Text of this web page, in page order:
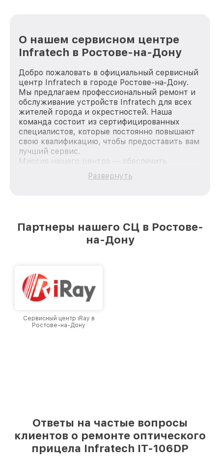
О нашем сервисном центре
Infratech в Ростове-на-Дону
Добро пожаловать в официальный сервисный
центр Infratech в городе Ростове-на-Дону.
Мы предлагаем профессиональный ремонт и
обслуживание устройств Infratech для всех
жителей города и окрестностей. Наша
команда состоит из сертифицированных
специалистов, которые постоянно повышают
свою квалификацию, чтобы предоставить вам
лучший сервис.
Миссия нашего центра — обеспечить
качественный и доступный ремонт для
каждого пользователя продукции Infratech,
лучшим сервисным центром Infratech в
городе Ростове-на-Дону, постоянно повышая
Развернуть
Партнеры нашего СЦ в Ростове-
на-Дону
Сервисный центр iRay в
Ростове-на-Дону
Ответы на частые вопросы
клиентов о ремонте оптического
прицела Infratech IT-106DP